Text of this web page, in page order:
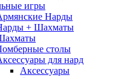
игры
Нарды
+ Шахматы
столы
для нард
Аксессуары